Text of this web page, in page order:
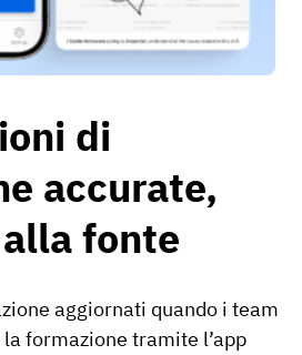
di
accurate,
fonte
aggiornati quando i team
formazione tramite l’app